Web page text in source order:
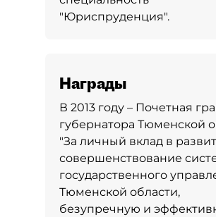
"Юриспруденция".
Награды
В 2013 году – Почетная
губернатора Тюменской
"За личный вклад в
совершенствование
государственного
Тюменской области,
безупречную и